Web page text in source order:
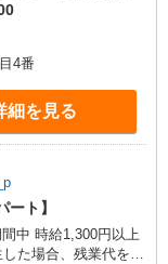
4番
細を見る
ト】